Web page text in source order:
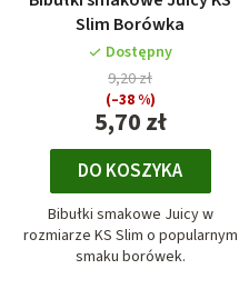
Slim Borówka
Dostępny
5,70 zł
9,20 zł
(–38 %)
DO KOSZYKA
Bibułki smakowe Juicy w
rozmiarze KS Slim o popularnym
smaku borówek.